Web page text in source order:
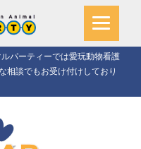
パーティーでは愛玩動物看護
相談でもお受け付けしており